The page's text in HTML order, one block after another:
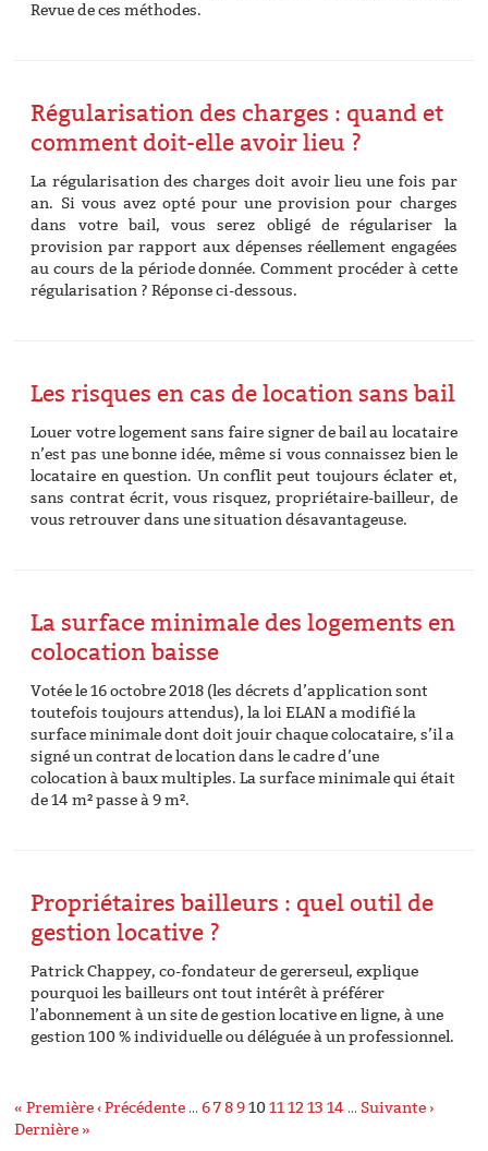
Revue de ces méthodes.
Régularisation des charges : quand et
comment doit-elle avoir lieu ?
La régularisation des charges doit avoir lieu une fois par
an. Si vous avez opté pour une provision pour charges
dans votre bail, vous serez obligé de régulariser la
provision par rapport aux dépenses réellement engagées
au cours de la période donnée. Comment procéder à cette
régularisation ? Réponse ci-dessous.
Les risques en cas de location sans bail
Louer votre logement sans faire signer de bail au locataire
n’est pas une bonne idée, même si vous connaissez bien le
locataire en question. Un conflit peut toujours éclater et,
sans contrat écrit, vous risquez, propriétaire-bailleur, de
vous retrouver dans une situation désavantageuse.
La surface minimale des logements en
colocation baisse
Votée le 16 octobre 2018 (les décrets d’application sont
toutefois toujours attendus), la loi ELAN a modifié la
surface minimale dont doit jouir chaque colocataire, s’il a
signé un contrat de location dans le cadre d’une
colocation à baux multiples. La surface minimale qui était
de 14 m² passe à 9 m².
Propriétaires bailleurs : quel outil de
gestion locative ?
Patrick Chappey, co-fondateur de gererseul, explique
pourquoi les bailleurs ont tout intérêt à préférer
l’abonnement à un site de gestion locative en ligne, à une
gestion 100 % individuelle ou déléguée à un professionnel.
« Première ‹ Précédente … 6 7 8 9 1011 12 13 14 … Suivante ›
Dernière »